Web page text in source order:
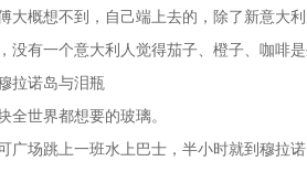
大概想不到，自己端上去的，除了新意大
没有一个意大利人觉得茄子、橙子、咖啡
拉诺岛与泪瓶
全世界都想要的玻璃。
广场跳上一班水上巴士，半小时就到穆拉